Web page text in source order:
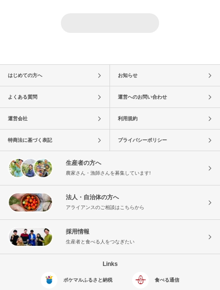
はじめての方へ お知らせ
よくある質問 運営へのお問い合わせ
運営会社 利用規約
特商法に基づく表記 プライバシーポリシー
生産者の方へ
農家さん・漁師さんを募集しています!
法人・自治体の方へ
アライアンスのご相談はこちらから
採用情報
生産者と食べる人をつなぎたい
Links
ポケマルふるさと納税 食べる通信